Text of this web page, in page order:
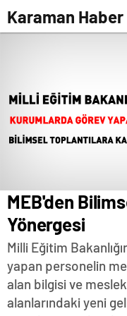
Karaman Haber
MEB'den
Yönergesi
Milli Eğitim
yapan personelin
alan bilgisi ve
alanlarındaki yeni